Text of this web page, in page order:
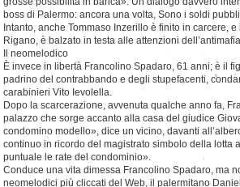
boss di Palermo: ancora una volta, Sono i soldi
Intanto, anche Tommaso Inzerillo è finito in carcere,
Rigano, è balzato in testa alle attenzioni
Il neomelodico
È invece in libertà Francolino Spadaro, 61 anni; è il
padrino del contrabbando e degli stupefacenti,
carabinieri Vito Ievolella.
Dopo la scarcerazione, avvenuta qualche anno fa,
palazzo che sorge accanto alla casa del giudice
condomino modello», dice un vicino, davanti
continuo in ricordo del magistrato simbolo della lotta
puntuale le rate del condominio».
Conduce una vita dimessa Francolino Spadaro, ma
neomelodici più cliccati del Web, il palermitano